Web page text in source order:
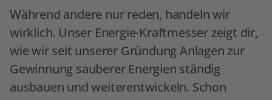
Während andere nur reden, handeln wir
wirklich. Unser Energie-Kraftmesser zeigt dir,
wie wir seit unserer Gründung Anlagen zur
Gewinnung sauberer Energien ständig
ausbauen und weiterentwickeln. Schon